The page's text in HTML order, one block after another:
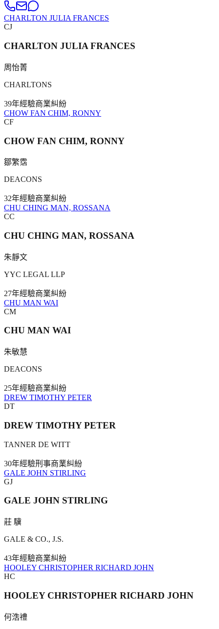
CHARLTON JULIA FRANCES
CJ
CHARLTON JULIA FRANCES
周怡菁
CHARLTONS
39年經驗商業糾紛
CHOW FAN CHIM, RONNY
CF
CHOW FAN CHIM, RONNY
鄒繁霑
DEACONS
32年經驗商業糾紛
CHU CHING MAN, ROSSANA
CC
CHU CHING MAN, ROSSANA
朱靜文
YYC LEGAL LLP
27年經驗商業糾紛
CHU MAN WAI
CM
CHU MAN WAI
朱敏慧
DEACONS
25年經驗商業糾紛
DREW TIMOTHY PETER
DT
DREW TIMOTHY PETER
TANNER DE WITT
30年經驗刑事商業糾紛
GALE JOHN STIRLING
GJ
GALE JOHN STIRLING
莊 驥
GALE & CO., J.S.
43年經驗商業糾紛
HOOLEY CHRISTOPHER RICHARD JOHN
HC
HOOLEY CHRISTOPHER RICHARD JOHN
何浩禮